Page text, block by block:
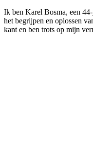
Ik ben Karel Bosma, een
het begrijpen en oplossen
kant en ben trots op mijn